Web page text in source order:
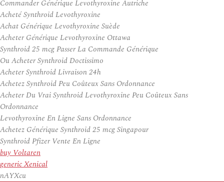
Commander Générique Levothyroxine Autriche
Acheté Synthroid Levothyroxine
Achat Générique Levothyroxine Suède
Acheter Générique Levothyroxine Ottawa
Synthroid 25 mcg Passer La Commande Générique
Ou Acheter Synthroid Doctissimo
Acheter Synthroid Livraison 24h
Achetez Synthroid Peu Coûteux Sans Ordonnance
Acheter Du Vrai Synthroid Levothyroxine Peu Coûteux Sans
Ordonnance
Levothyroxine En Ligne Sans Ordonnance
Achetez Générique Synthroid 25 mcg Singapour
Synthroid Pfizer Vente En Ligne
buy Voltaren
generic Xenical
nAYXcu